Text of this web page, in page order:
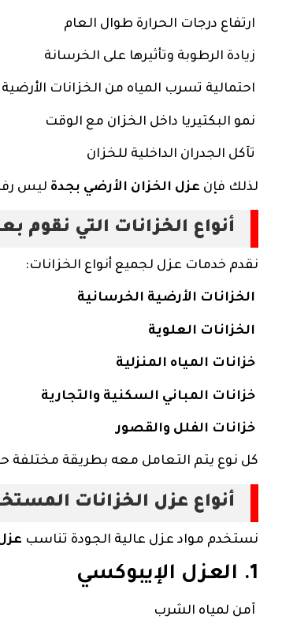
ارتفاع درجات الحرارة طوال العام
زيادة الرطوبة وتأثيرها على الخرسانة
احتمالية تسرب المياه من الخزانات الأرضية
نمو البكتيريا داخل الخزان مع الوقت
تآكل الجدران الداخلية للخزان
لذلك فإن عزل الخزان الأرضي بجدة ليس
أنواع الخزانات التي نقوم
نقدم خدمات عزل لجميع أنواع الخزانات:
الخزانات الأرضية الخرسانية
الخزانات العلوية
خزانات المياه المنزلية
خزانات المباني السكنية والتجارية
خزانات الفلل والقصور
كل نوع يتم التعامل معه بطريقة مختلفة
أنواع عزل الخزانات
نستخدم مواد عزل عالية الجودة تناسب
1. العزل الإيبوكسي
آمن لمياه الشرب